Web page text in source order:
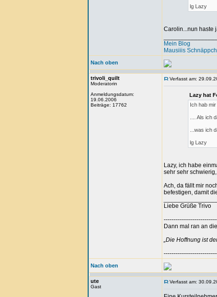
lg Lazy
Carolin...nun haste
Mein Blog
Mausiiis
Nach oben
trivoli_quilt
Moderatorin
Anmeldungsdatum:
19.06.2006
Beiträge: 17762
Verfasst am:
Lazy hat
Ich hab
.... Als ich
...was ich
lg Lazy
Lazy, ich habe
sehr sehr
Ach, da fällt mir
befestigen, damit
Liebe Grüße Trivo
Dann mal ran an
„Die Hoffnung ist
Nach oben
ute
Gast
Verfasst am: